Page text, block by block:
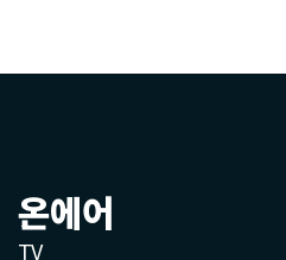
온에어
TV